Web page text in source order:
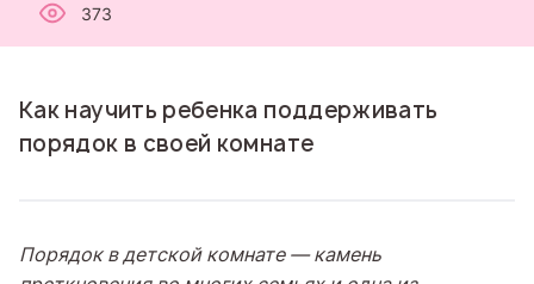
373
Как научить ребенка поддерживать
порядок в своей комнате
Порядок в детской комнате—камень